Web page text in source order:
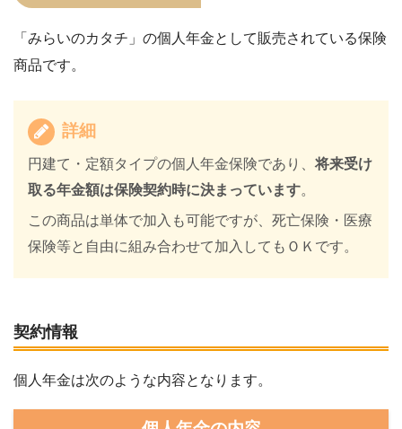
「みらいのカタチ」の個人年金として販売されている保険
商品です。
詳細
円建て・定額タイプの個人年金保険であり、将来受け
取る年金額は保険契約時に決まっています。
この商品は単体で加入も可能ですが、死亡保険・医療
保険等と自由に組み合わせて加入してもＯＫです。
契約情報
個人年金は次のような内容となります。